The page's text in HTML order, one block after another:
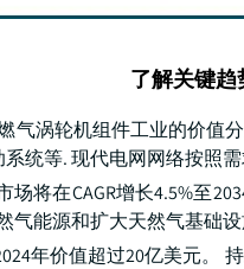
了解关键趋
气涡轮机组件工业的价值
统等. 现代电网网络按照
场将在CAGR增长4.5%至
气能源和扩大天然气基础
年价值超过20亿美元。